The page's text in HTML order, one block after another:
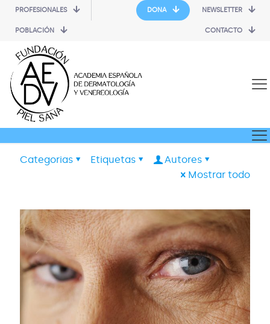
PROFESIONALES
POBLACIÓN
DONA NEWSLETTER
CONTACTO
Categorias Etiquetas
Autores
Mostrar todo